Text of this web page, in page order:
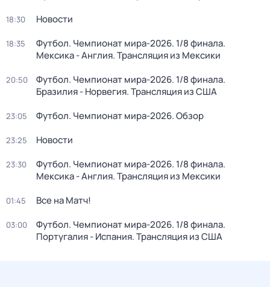
18:30 Новости
18:35
Футбол. Чемпионат мира-2026. 1/8 финала.
Мексика - Англия. Трансляция из Мексики
20:50
Футбол. Чемпионат мира-2026. 1/8 финала.
Бразилия - Норвегия. Трансляция из США
23:05 Футбол. Чемпионат мира-2026. Обзор
23:25 Новости
23:30
Футбол. Чемпионат мира-2026. 1/8 финала.
Мексика - Англия. Трансляция из Мексики
01:45 Все на Матч!
03:00
Футбол. Чемпионат мира-2026. 1/8 финала.
Португалия - Испания. Трансляция из США